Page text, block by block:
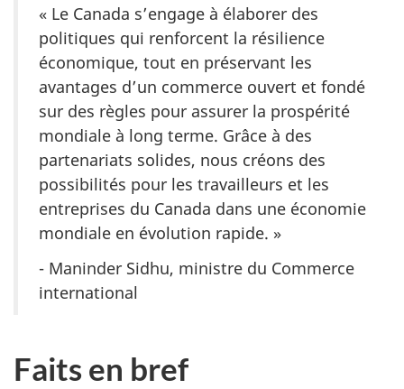
« Le Canada s’engage à élaborer des
politiques qui renforcent la résilience
économique, tout en préservant les
avantages d’un commerce ouvert et fondé
sur des règles pour assurer la prospérité
mondiale à long terme. Grâce à des
partenariats solides, nous créons des
possibilités pour les travailleurs et les
entreprises du Canada dans une économie
mondiale en évolution rapide. »
- Maninder Sidhu, ministre du Commerce
international
Faits en bref